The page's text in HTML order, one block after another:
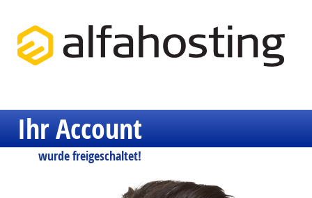
Ihr Account
wurde freigeschaltet!